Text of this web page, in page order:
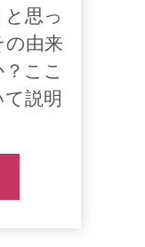
思っ
由来
ここ
説明